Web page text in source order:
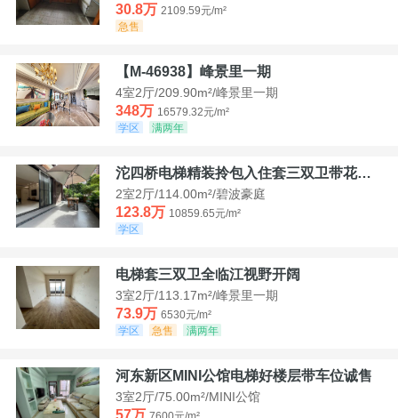
30.8万 2109.59元/m²
急售
【M-46938】峰景里一期
4室2厅/209.90m²/峰景里一期
348万 16579.32元/m²
学区
满两年
沱四桥电梯精装拎包入住套三双卫带花园40平米带车位
2室2厅/114.00m²/碧波豪庭
123.8万 10859.65元/m²
学区
电梯套三双卫全临江视野开阔
3室2厅/113.17m²/峰景里一期
73.9万 6530元/m²
学区
急售 满两年
河东新区MINI公馆电梯好楼层带车位诚售
3室2厅/75.00m²/MINI公馆
57万